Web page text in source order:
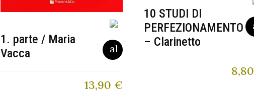
1. parte / Maria
Vacca
13,90 €
10 STUDI DI
PERFEZIONAMENTO
– Clarinetto
8,80